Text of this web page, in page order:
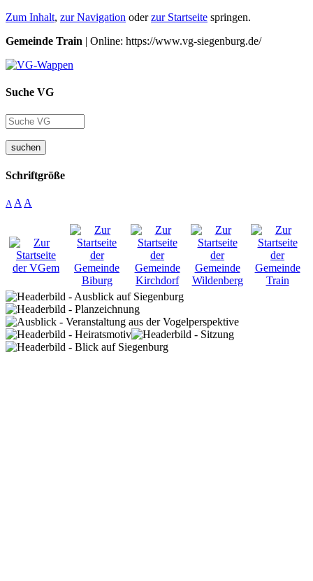
Zum Inhalt, zur Navigation oderzur Startseite springen.
Gemeinde Train | Online: https://www.vg-siegenburg.de/
Suche VG
suchen
Schriftgröße
A A A